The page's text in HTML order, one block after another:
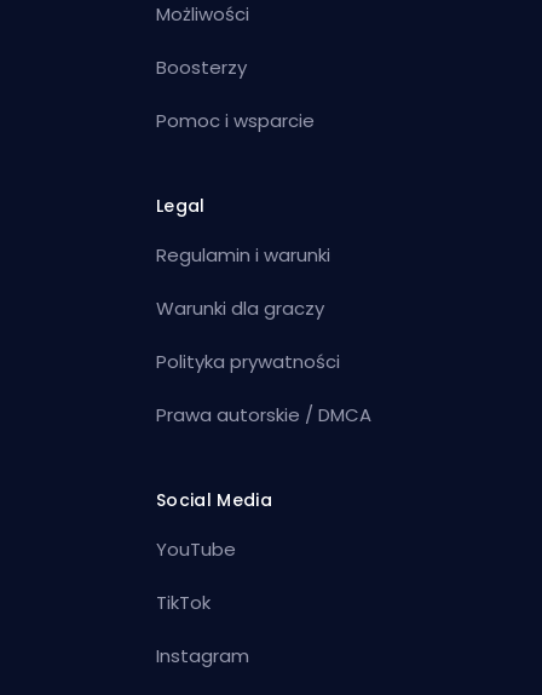
Możliwości
Boosterzy
Pomoc i wsparcie
Legal
Regulamin i warunki
Warunki dla graczy
Polityka prywatności
Prawa autorskie / DMCA
Social Media
YouTube
TikTok
Instagram